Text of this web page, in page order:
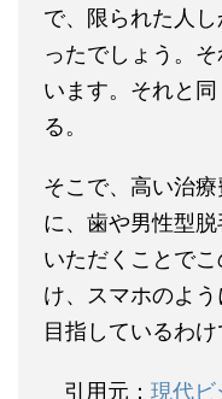
で、限られた人
ったでしょう。
います。それと
る。
そこで、高い治
に、歯や男性型
いただくことで
け、スマホのよ
目指しているわけ
引用元： 現代ビ